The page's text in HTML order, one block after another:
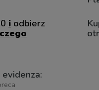
i odbierz
evidenza: